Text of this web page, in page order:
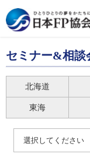
セミナー&相談
北海道
東海
選択してください